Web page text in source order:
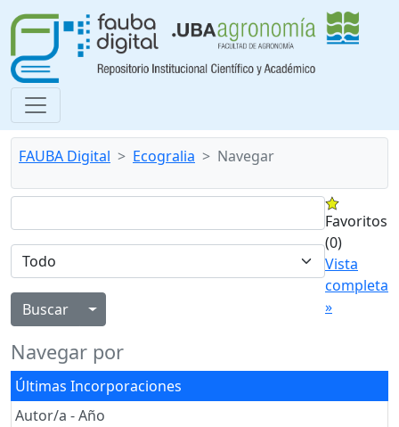
FAUBA Digital Ecogralia Navegar
Alternar menú desplegable
Favoritos
(0)
Vista
completa
»
Navegar por
Últimas Incorporaciones
Autor/a - Año